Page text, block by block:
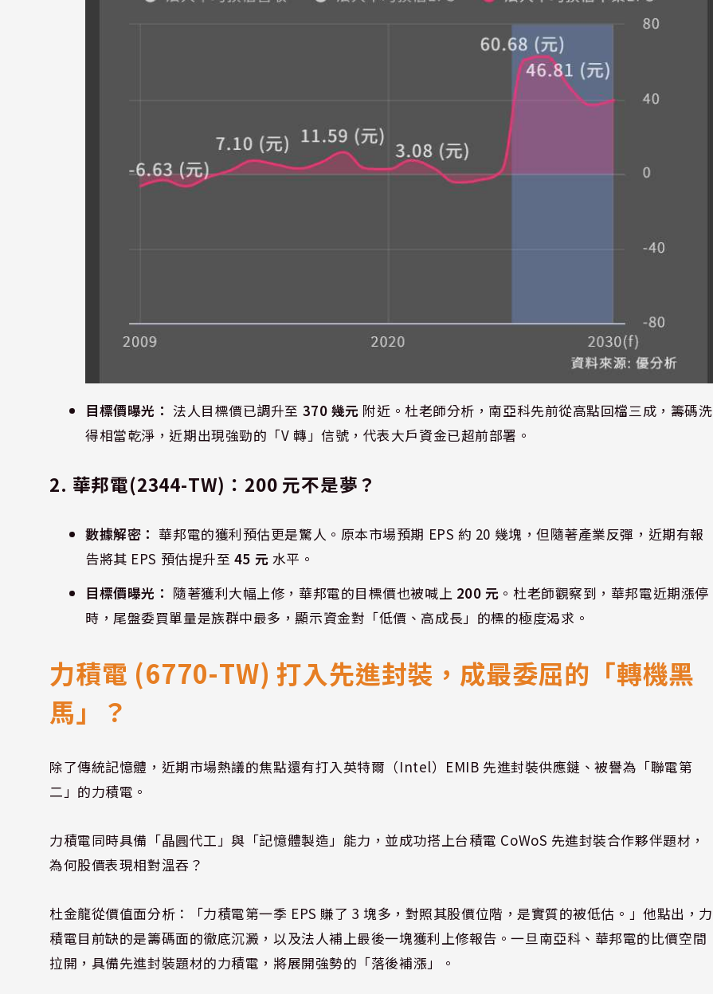
目標價曝光： 法人目標價已調升至 370 幾元 附近。杜老師分析，南亞科先前從高點回檔三成，籌碼洗
得相當乾淨，近期出現強勁的「V 轉」信號，代表大戶資金已超前部署。
2. 華邦電(2344-TW)：200 元不是夢？
數據解密： 華邦電的獲利預估更是驚人。原本市場預期 EPS 約 20 幾塊，但隨著產業反彈，近期有報
告將其 EPS 預估提升至 45 元 水平。
目標價曝光： 隨著獲利大幅上修，華邦電的目標價也被喊上 200 元 。杜老師觀察到，華邦電近期漲停
時，尾盤委買單量是族群中最多，顯示資金對「低價、高成長」的標的極度渴求。
力積電 (6770-TW) 打入先進封裝，成最委屈的「轉機黑
馬」？
除了傳統記憶體，近期市場熱議的焦點還有打入英特爾（Intel）EMIB 先進封裝供應鏈、被譽為「聯電第
二」的力積電。
力積電同時具備「晶圓代工」與「記憶體製造」能力，並成功搭上台積電 CoWoS 先進封裝合作夥伴題材，
為何股價表現相對溫吞？
杜金龍從價值面分析：「力積電第一季 EPS 賺了 3 塊多，對照其股價位階，是實質的被低估。」他點出，力
積電目前缺的是籌碼面的徹底沉澱，以及法人補上最後一塊獲利上修報告。一旦南亞科、華邦電的比價空間
拉開，具備先進封裝題材的力積電，將展開強勢的「落後補漲」。